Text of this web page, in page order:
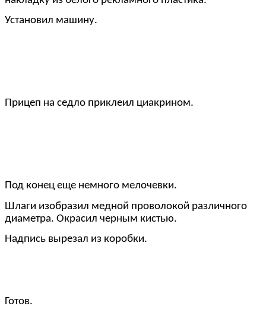
Установил машину.
Прицеп на седло приклеил циакрином.
Под конец еще немного мелочевки.
Шлаги изобразил медной проволокой различного
диаметра. Окрасил черным кистью.
Надпись вырезал из коробки.
Готов.